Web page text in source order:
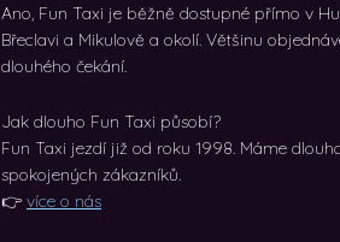
Ano, Fun Taxi je běžně dostupné přímo v
Břeclavi a Mikulově a okolí. Většinu
dlouhého čekání.
Jak dlouho Fun Taxi působí?
Fun Taxi jezdí již od roku 1998. Máme
spokojených zákazníků.
👉 více o nás